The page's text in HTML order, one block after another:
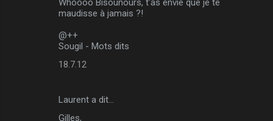
maudisse à jamais ?!
@++
Sougil - Mots dits
18.7.12
Laurent a dit…
Gilles,